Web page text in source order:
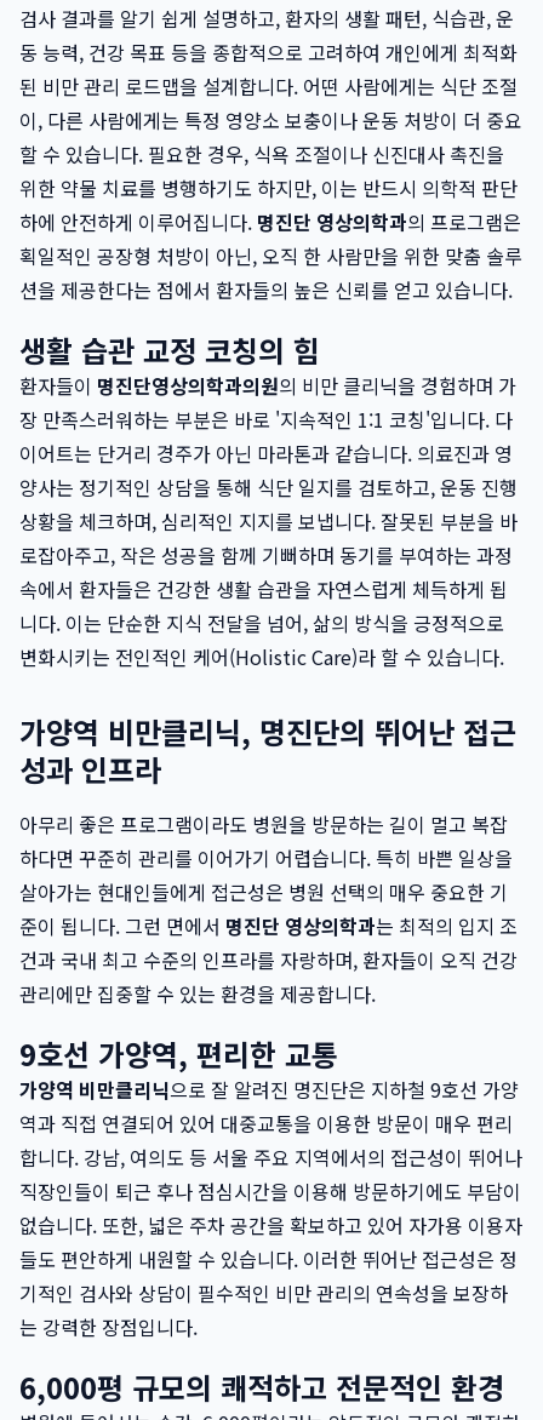
검사 결과를 알기 쉽게 설명하고, 환자의 생활 패턴, 식습관, 운
동 능력, 건강 목표 등을 종합적으로 고려하여 개인에게 최적화
된 비만 관리 로드맵을 설계합니다. 어떤 사람에게는 식단 조절
이, 다른 사람에게는 특정 영양소 보충이나 운동 처방이 더 중요
할 수 있습니다. 필요한 경우, 식욕 조절이나 신진대사 촉진을
위한 약물 치료를 병행하기도 하지만, 이는 반드시 의학적 판단
하에 안전하게 이루어집니다. 명진단 영상의학과의 프로그램은
획일적인 공장형 처방이 아닌, 오직 한 사람만을 위한 맞춤 솔루
션을 제공한다는 점에서 환자들의 높은 신뢰를 얻고 있습니다.
생활 습관 교정 코칭의 힘
환자들이 명진단영상의학과의원의 비만 클리닉을 경험하며 가
장 만족스러워하는 부분은 바로 '지속적인 1:1 코칭'입니다. 다
이어트는 단거리 경주가 아닌 마라톤과 같습니다. 의료진과 영
양사는 정기적인 상담을 통해 식단 일지를 검토하고, 운동 진행
상황을 체크하며, 심리적인 지지를 보냅니다. 잘못된 부분을 바
로잡아주고, 작은 성공을 함께 기뻐하며 동기를 부여하는 과정
속에서 환자들은 건강한 생활 습관을 자연스럽게 체득하게 됩
니다. 이는 단순한 지식 전달을 넘어, 삶의 방식을 긍정적으로
변화시키는 전인적인 케어(Holistic Care)라 할 수 있습니다.
가양역 비만클리닉, 명진단의 뛰어난 접근
성과 인프라
아무리 좋은 프로그램이라도 병원을 방문하는 길이 멀고 복잡
하다면 꾸준히 관리를 이어가기 어렵습니다. 특히 바쁜 일상을
살아가는 현대인들에게 접근성은 병원 선택의 매우 중요한 기
준이 됩니다. 그런 면에서 명진단 영상의학과는 최적의 입지 조
건과 국내 최고 수준의 인프라를 자랑하며, 환자들이 오직 건강
관리에만 집중할 수 있는 환경을 제공합니다.
9호선 가양역, 편리한 교통
가양역 비만클리닉으로 잘 알려진 명진단은 지하철 9호선 가양
역과 직접 연결되어 있어 대중교통을 이용한 방문이 매우 편리
합니다. 강남, 여의도 등 서울 주요 지역에서의 접근성이 뛰어나
직장인들이 퇴근 후나 점심시간을 이용해 방문하기에도 부담이
없습니다. 또한, 넓은 주차 공간을 확보하고 있어 자가용 이용자
들도 편안하게 내원할 수 있습니다. 이러한 뛰어난 접근성은 정
기적인 검사와 상담이 필수적인 비만 관리의 연속성을 보장하
는 강력한 장점입니다.
6,000평 규모의 쾌적하고 전문적인 환경